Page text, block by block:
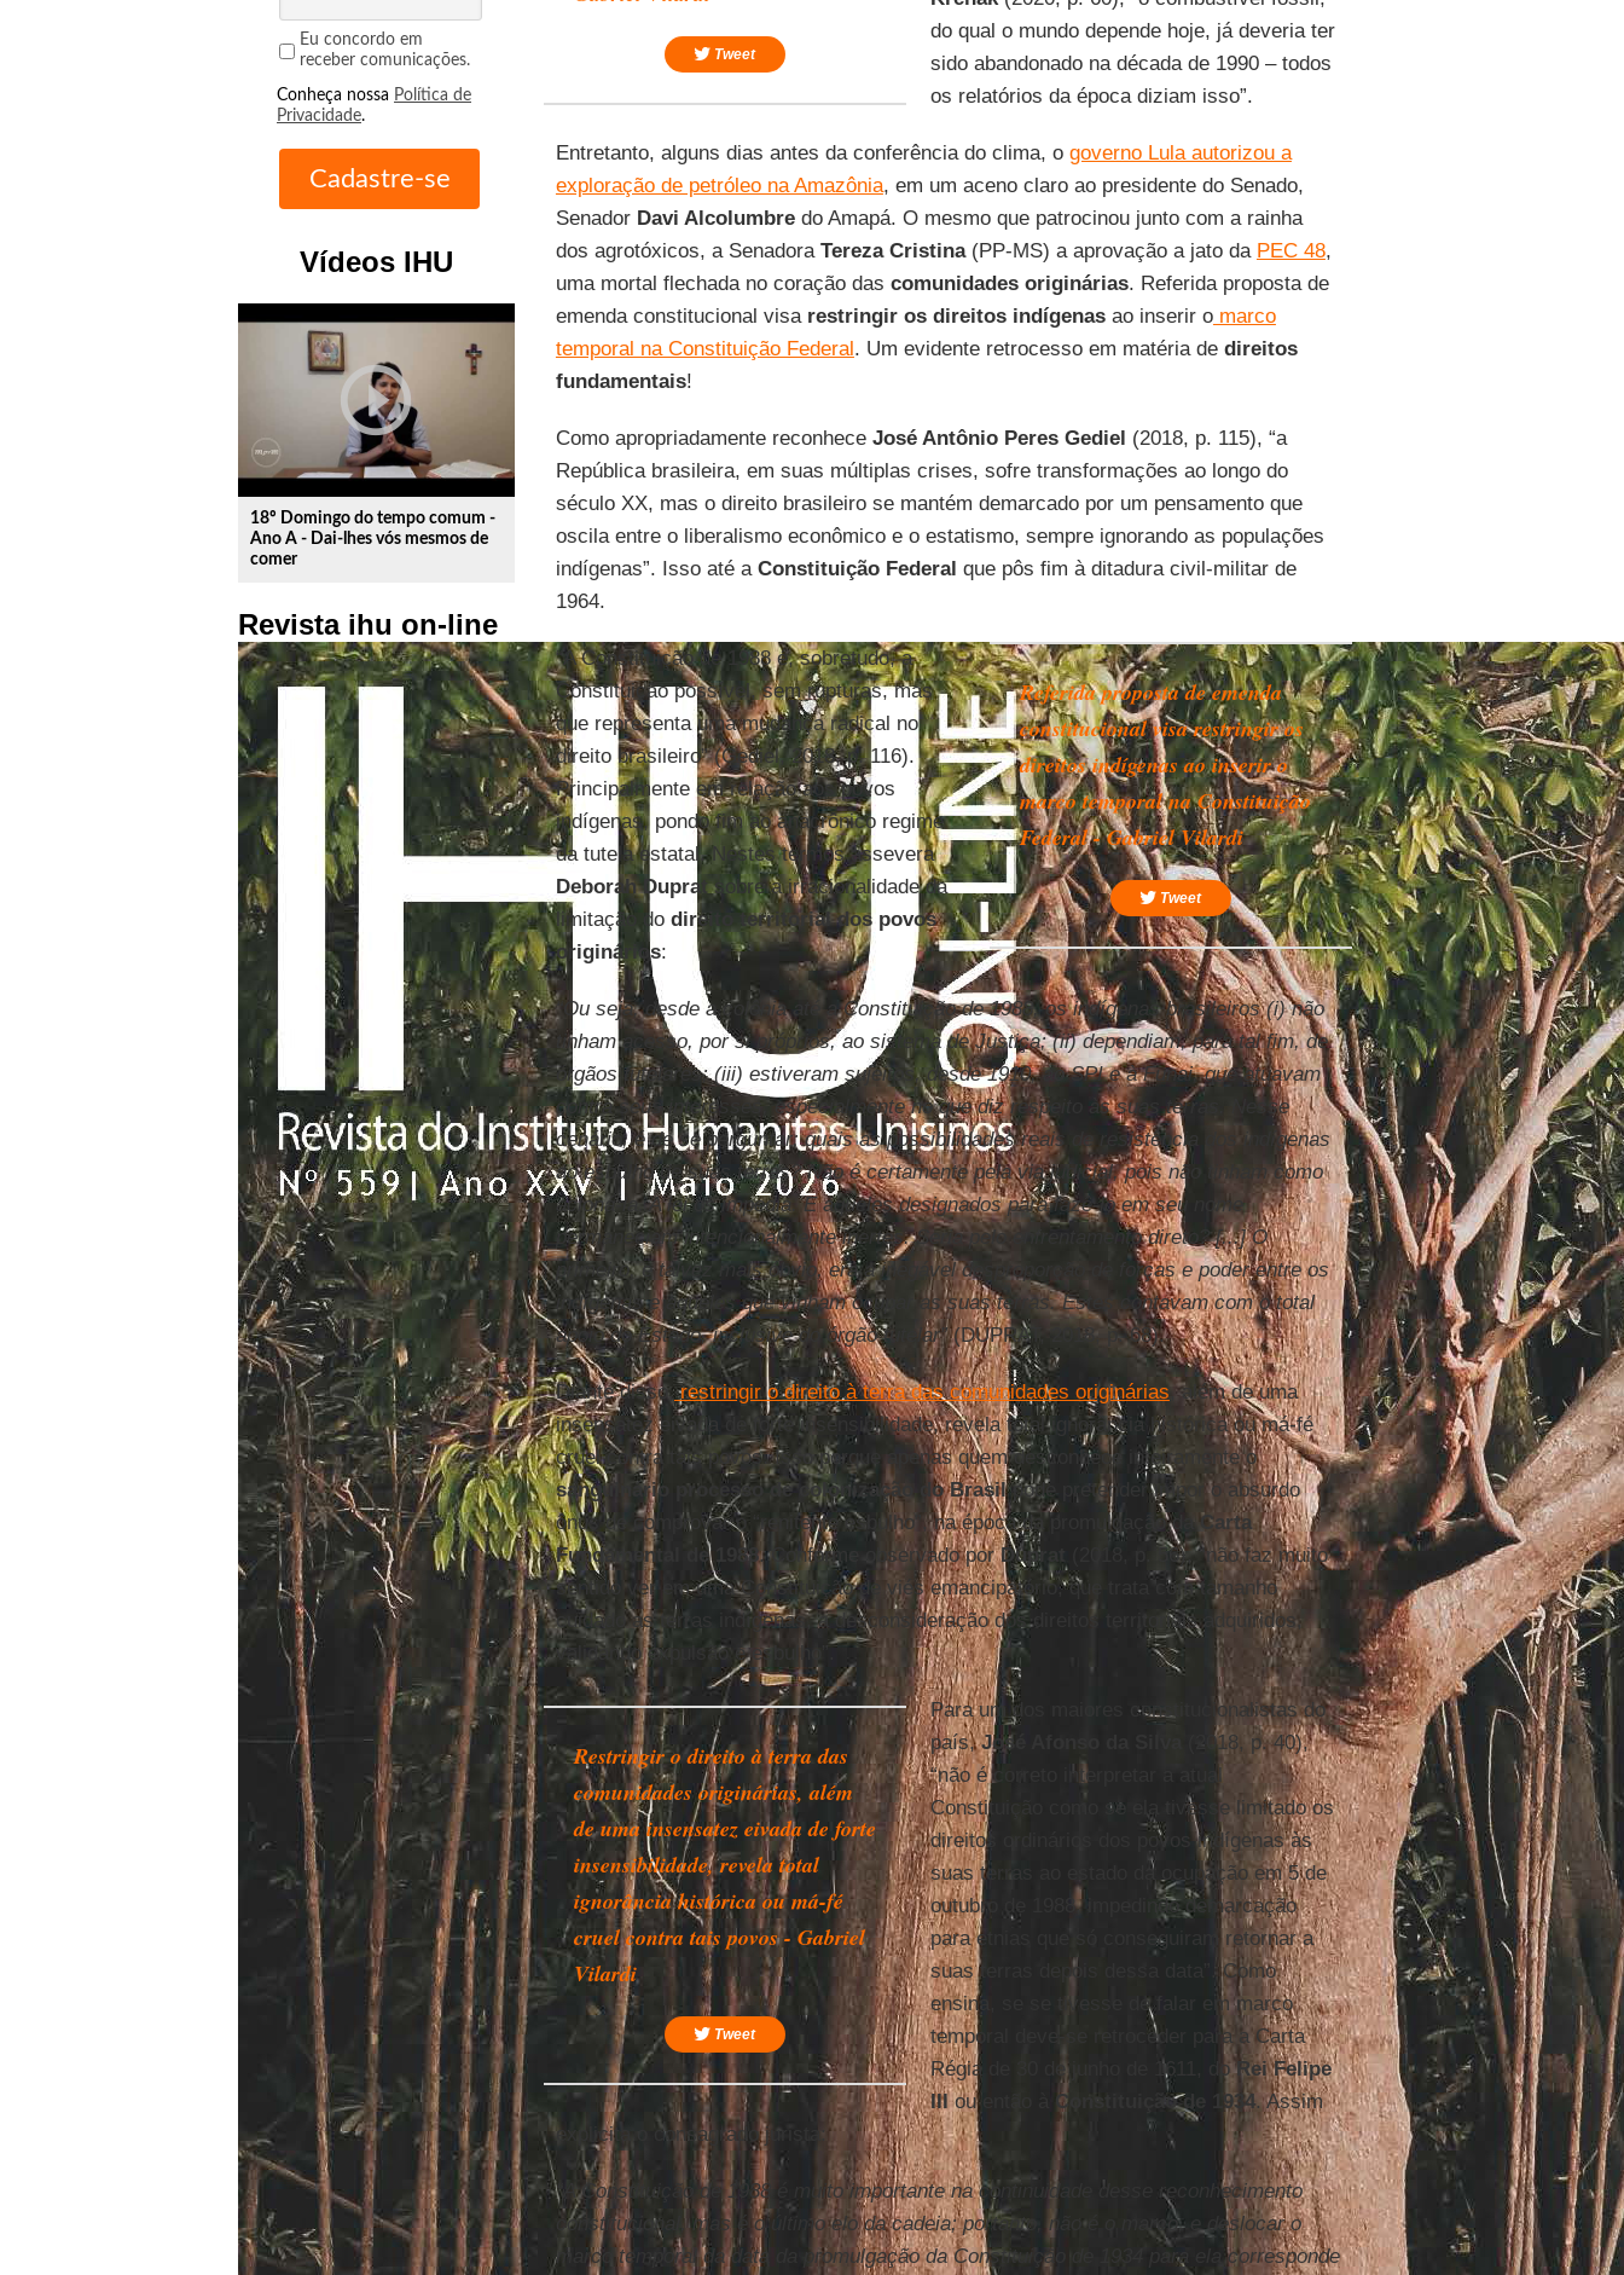
Eu concordo em
receber comunicações.
Conheça nossa Política de
Privacidade.
Vídeos IHU
play_circle_outline
18º Domingo do tempo comum -
Ano A - Dai-lhes vós mesmos de
comer
Revista ihu on-line
Tweet
do qual o mundo depende hoje, já deveria ter
sido abandonado na década de 1990 – todos
os relatórios da época diziam isso”.
Entretanto, alguns dias antes da conferência do clima, o governo Lula autorizou a
exploração de petróleo na Amazônia, em um aceno claro ao presidente do Senado,
SenadorDavi Alcolumbredo Amapá. O mesmo que patrocinou junto com a rainha
dos agrotóxicos, a Senadora Tereza Cristina(PP-MS) a aprovação a jato da PEC 48,
uma mortal flechada no coração das comunidades originárias. Referida proposta de
emenda constitucional visarestringir os direitos indígenasao inserir omarco
temporal na Constituição Federal. Um evidente retrocesso em matéria de direitos
fundamentais!
Como apropriadamente reconhece José Antônio Peres Gediel (2018, p. 115), “a
República brasileira, em suas múltiplas crises, sofre transformações ao longo do
século XX, mas o direito brasileiro se mantém demarcado por um pensamento que
oscila entre o liberalismo econômico e o estatismo, sempre ignorando as populações
indígenas”. Isso até a Constituição Federal que pôs fim à ditadura civil-militar de
1964.
Referida proposta de emenda
constitucional visa restringir os
direitos indígenas ao inserir o
marco temporal na Constituição
Federal - Gabriel Vilardi
Tweet
“A Constituição de 1988 é, sobretudo, a
Constituição possível, sem rupturas, mas
que representa uma mudança radical no
direito brasileiro” (Gediel, 2018, p. 116).
Principalmente em relação aos povos
indígenas, pondo fim ao anacrônico regime
da tutela estatal. Nestes termos assevera
Deborah Dupratsobre a irracionalidade da
limitação do direito territorial dos povos
originários:
“Ou seja, desde a colônia até a Constituição de 1988, os indígenas brasileiros (i) não
tinham acesso, por si próprios, ao sistema de Justiça; (ii) dependiam, para tal fim, de
órgãos tutelares; (iii) estiveram sujeitos, desde 1910, ao SPI e à Funai, que atuavam
contra seus interesses, especialmente no que diz respeito às suas terras. Nesse
cenário, é de se perguntar: quais as possibilidades reais de resistência dos indígenas
ao esbulho de suas terras? Não é certamente pela via judicial, pois não tinham como
acioná-la. A lei os impedia. E aqueles designados para fazê-lo em seu nome
permaneciam intencionalmente inertes. Seria pelo enfrentamento direto? [...] O
primeiro, e talvez mais óbvio, era a inegável desproporção de forças e poder entre os
indígenas e aqueles que vinham ocupar as suas terras. Estes contavam com o total
apoio do Estado, inclusive do órgão tutelar”(DUPRAT, 2018, p. 68).
Diante disso,restringir o direito à terra das comunidades originárias, além de uma
insensatez eivada de forte insensibilidade, revela total ignorância histórica ou má-fé
cruel contra tais povos. Isso porque apenas quem desconhece inteiramente o
sanguinário processo de colonização do Brasilpode pretender impor o absurdo
ônus de comprovar o “renitente esbulho”, na época da promulgação da Carta
Fundamental de 1988. Conforme observado porDuprat
(2018, p. 56), “não faz muito
sentido ver em uma Constituição de viés emancipatório, que trata com tamanho
cuidado as terras indígenas, a desconsideração dos direitos territoriais adquiridos,
validando expulsão e esbulho”.
Restringir o direito à terra das
comunidades originárias, além
de uma insensatez eivada de forte
insensibilidade, revela total
ignorância histórica ou má-fé
cruel contra tais povos - Gabriel
Vilardi
Tweet
Para um dos maiores constitucionalistas do
país,José Afonso da Silva
(2018, p. 40),
“não é correto interpretar a atual
Constituição como se ela tivesse limitado os
direitos ordinários dos povos indígenas às
suas terras ao estado da ocupação em 5 de
outubro de 1988, impedindo demarcação
para etnias que só conseguiram retornar a
suas terras depois dessa data”. Como
ensina, se se tivesse de falar em marco
temporal deve-se retroceder para a Carta
Régia de 30 de junho de 1611, doRei Felipe
IIIou então à Constituição de 1934. Assim
explicita o consagrado jurista:
“A Constituição de 1988 é muito importante na continuidade desse reconhecimento
constitucional, mas é o último elo da cadeia; portanto, não é o marco, e deslocar o
marco temporal da data da promulgação da Constituição de 1934 para ela corresponde